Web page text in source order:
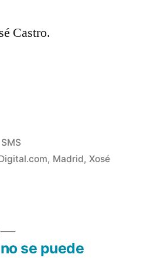
Castro.
Publicado
en
SMS
, Madrid, Xosé
Entrada
siguiente:
se puede